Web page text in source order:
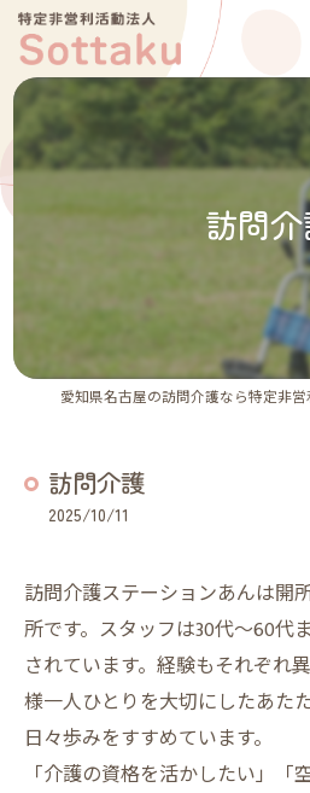
訪問
訪問介護
2025/10/11
訪問介護ステーションあんは開
所です。スタッフは30代～60代
されています。経験もそれぞれ
様一人ひとりを大切にしたあた
日々歩みをすすめています。
「介護の資格を活かしたい」「